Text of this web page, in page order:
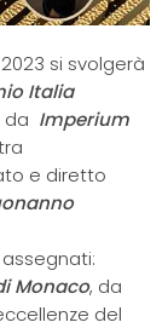
si svolgerà
Italia
da Imperium
e diretto
Monaco, da
del